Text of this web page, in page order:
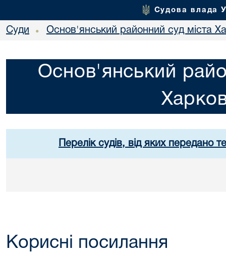
Судова влада
Суди • Основ'янський районний суд міста
Основ'янський
Перелік судів, від яких передано
Корисні посилання